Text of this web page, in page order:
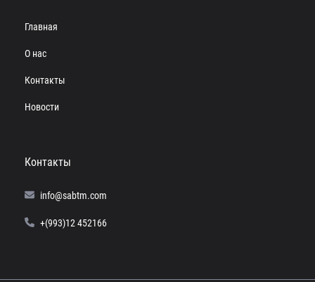
Главная
О нас
Контакты
Новости
Контакты
info@sabtm.com
+(993)12 452166